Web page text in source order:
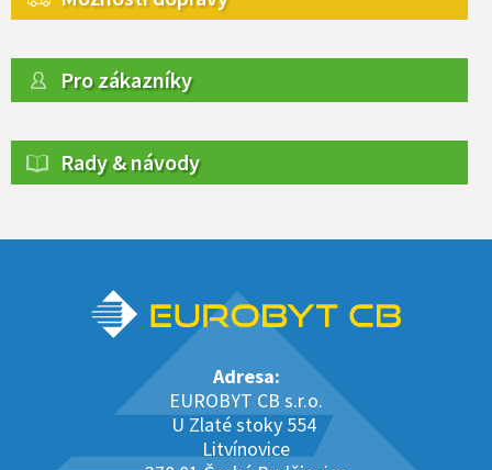
Pro zákazníky
Rady & návody
Adresa:
EUROBYT CB s.r.o.
U Zlaté stoky 554
Litvínovice